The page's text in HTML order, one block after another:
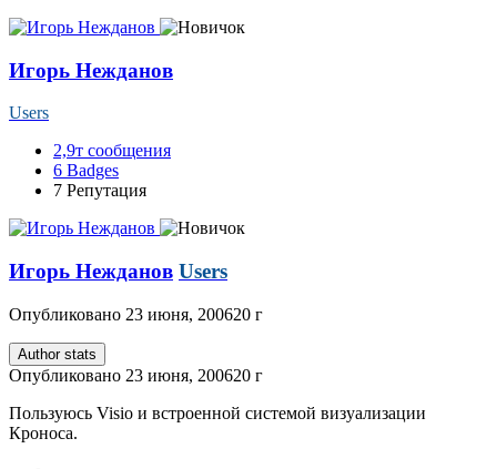
Игорь Нежданов
Users
2,9т сообщения
6 Badges
7 Репутация
Игорь Нежданов Users
Опубликовано 23 июня, 200620 г
Author stats
Опубликовано 23 июня, 200620 г
Пользуюсь Visio и встроенной системой визуализации
Кроноса.